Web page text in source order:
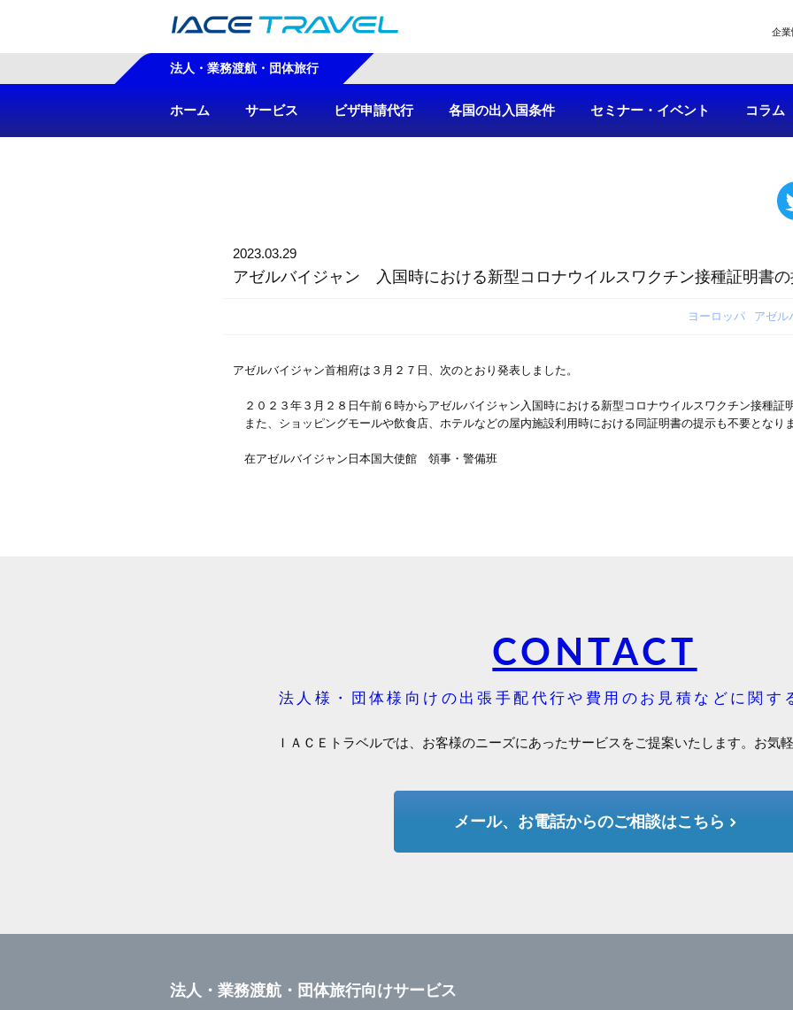
企業
法人・業務渡航・団体旅行
ホーム サービス ビザ申請代行 各国の出入国条件 セミナー・イベント コラム
2023.03.29
アゼルバイジャン 入国時における新型コロナウイルスワクチン接種証明書
ヨーロッパ アゼル
アゼルバイジャン首相府は３月２７日、次のとおり発表しました。
２０２３年３月２８日午前６時からアゼルバイジャン入国時における新型コロナウイルスワクチン接種証
また、ショッピングモールや飲食店、ホテルなどの屋内施設利用時における同証明書の提示も不要となりま
在アゼルバイジャン日本国大使館 領事・警備班
CONTACT
法人様・団体様向けの出張手配代行や費用のお見積などに関す
ＩＡＣＥトラベルでは、お客様のニーズにあったサービスをご提案いたします。お気
メール、お電話からのご相談はこちら
法人・業務渡航・団体旅行向けサービス